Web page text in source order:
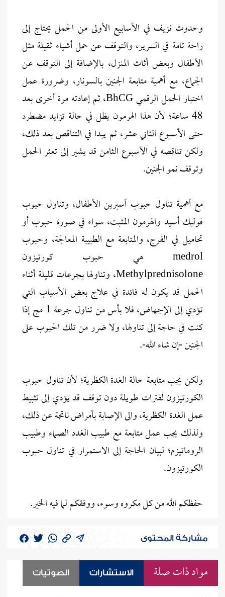
وحدوث نزيف في الأسابيع الأولى من الحمل يحتاج إلى
راحة تامة في السرير، والتوقف عن حمل أشياء ثقيلة مثل
الأطفال وبعض أثاث المنزل، بالإضافة إلى التوقف عن
الجماع، مع أهمية متابعة الجنين بالسونار، وضرورة عمل
اختبار الحمل الرقمي BhCG، ثم إعادته مرة أخرى بعد
48 ساعة؛ لأن هذا الهرمون يظل في حالة تزايد مضطرد
حتى الأسبوع الثاني عشر، ثم يبدا في التناقص بعد ذلك،
ولكن تناقصه في الأسبوع الثامن قد يشير إلى تعثر الحمل
وتوقف نمو الجنين.
مع أهمية تناول حبوب أسبرين الأطفال، وتناول حبوب
فوليك أسيد والهرمون المثبت، سواء في صورة حبوب أو
تحاميل في الفرج، والمتابعة مع الطبيبة المعالجة، وحبوب
medrol هي حبوب كورتيزون
Methylprednisolone، وتناولها بجرعات قليلة أثناء
الحمل قد يكون له فائدة في علاج بعض الأسباب التي
تؤدي إلى الإجهاض، فلا بأس من تناول جرعة 1 مج إذا
كنت في حاجة إلى تناولها، ولا ضرر من تلك الحبوب على
الجنين -إن شاء الله-.
ولكن يجب متابعة حالة الغدة الكظرية؛ لأن تناول حبوب
الكورتيزون لفترات طويلة دون توقف قد يؤدي إلى تثبيط
عمل الغدة الكظرية، والى الإصابة بأمراض ناتجة عن ذلك،
ولذلك يجب عمل متابعة مع طبيب الغدد الصماء وطبيب
الروماتيزم؛ لبيان الحاجة إلى الاستمرار في تناول حبوب
الكورتيزون.
حفظكم الله من كل مكروه وسوء، ووفقكم لما فيه الخير.
مشاركة المحتوى
مواد ذات صلة الاستشارات الصوتيات